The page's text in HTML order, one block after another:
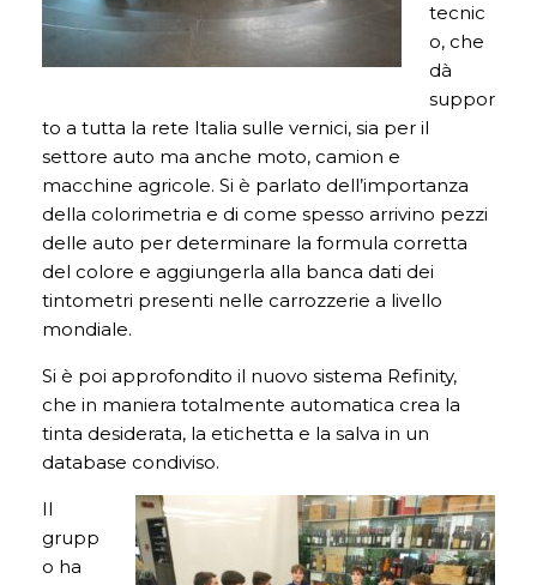
tecnic
o, che
dà
suppor
to a tutta la rete Italia sulle vernici, sia per il
settore auto ma anche moto, camion e
macchine agricole. Si è parlato dell’importanza
della colorimetria e di come spesso arrivino pezzi
delle auto per determinare la formula corretta
del colore e aggiungerla alla banca dati dei
tintometri presenti nelle carrozzerie a livello
mondiale.
Si è poi approfondito il nuovo sistema Refinity,
che in maniera totalmente automatica crea la
tinta desiderata, la etichetta e la salva in un
database condiviso.
Il
grupp
o ha